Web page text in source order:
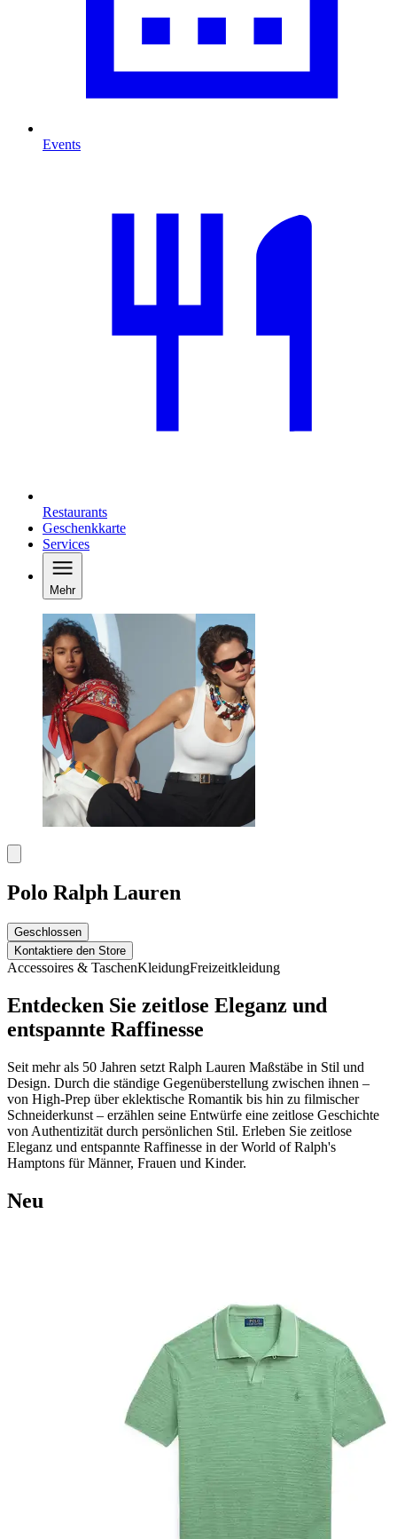
Events
Restaurants
Geschenkkarte
Services
Mehr
Polo Ralph Lauren
Geschlossen
Kontaktiere den Store
Accessoires & TaschenKleidungFreizeitkleidung
Entdecken Sie zeitlose Eleganz und
entspannte Raffinesse
Seit mehr als 50 Jahren setzt Ralph Lauren Maßstäbe in Stil und
Design. Durch die ständige Gegenüberstellung zwischen ihnen –
von High-Prep über eklektische Romantik bis hin zu filmischer
Schneiderkunst – erzählen seine Entwürfe eine zeitlose Geschichte
von Authentizität durch persönlichen Stil. Erleben Sie zeitlose
Eleganz und entspannte Raffinesse in der World of Ralph's
Hamptons für Männer, Frauen und Kinder.
Neu